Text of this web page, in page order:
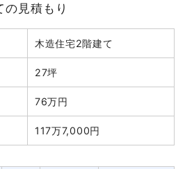
見積もり
木造住宅2階建て
27坪
76万円
117万7,000円